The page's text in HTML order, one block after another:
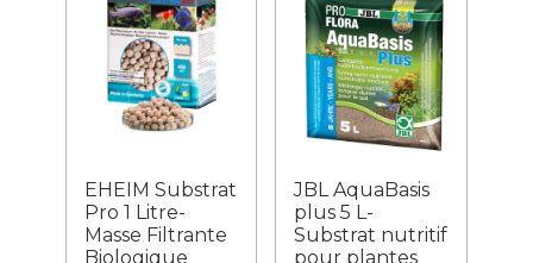
EHEIM Substrat
Pro 1 Litre-
Masse Filtrante
Biologique
JBL AquaBasis
plus 5 L-
Substrat nutritif
pour plantes